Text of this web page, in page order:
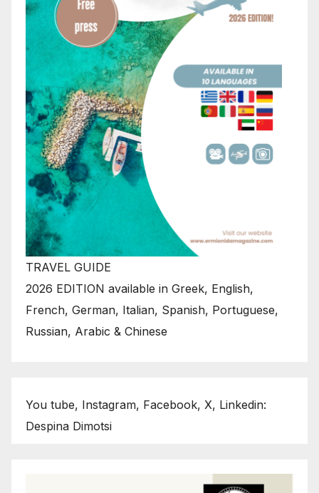
TRAVEL GUIDE
2026 EDITION available in Greek, English,
French, German, Italian, Spanish, Portuguese,
Russian, Arabic & Chinese
You tube, Instagram, Facebook, X, Linkedin:
Despina Dimotsi